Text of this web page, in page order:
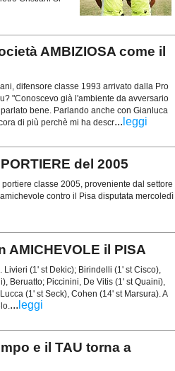
AMBIZIOSA come il
difensore classe 1993 arrivato dalla Pro
"Conoscevo già l'ambiente da avversario
bene. Parlando anche con Gianluca
di più perchè mi ha descr... leggi
del 2005
classe 2005, proveniente dal settore
contro il Pisa disputata mercoledì
AMICHEVOLE il PISA
Livieri (1' st Dekic); Birindelli (1' st Cisco),
Beruatto; Piccinini, De Vitis (1' st Quaini),
(1' st Seck), Cohen (14' st Marsura). A
... leggi
e il TAU torna a